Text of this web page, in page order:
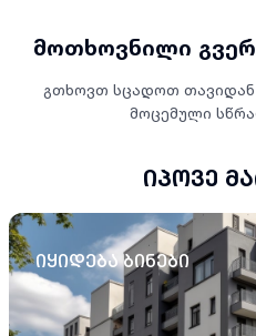
მოთხოვნილი
გთხოვთ სცადოთ
მოცემული
იპოვე
იყიდება ბინები